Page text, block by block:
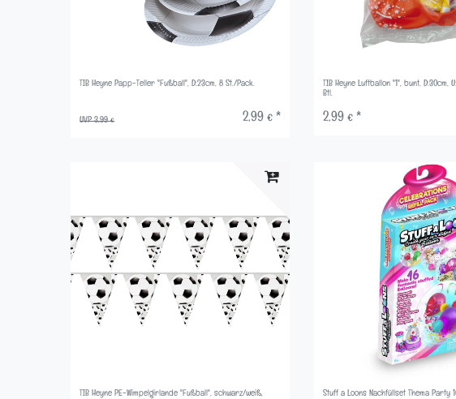
TIB Heyne Papp-Teller "Fußball", D:23cm, 8 St./Pack.
UVP 3,99 € 2,99 € *
TIB Heyne Luftballon "1", bunt, D:30cm,
Btl.
2,99 € *
TIB Heyne PE-Wimpelgirlande "Fußball", schwarz/weiß,
Stuff a Loons Nachfüllset Thema Party